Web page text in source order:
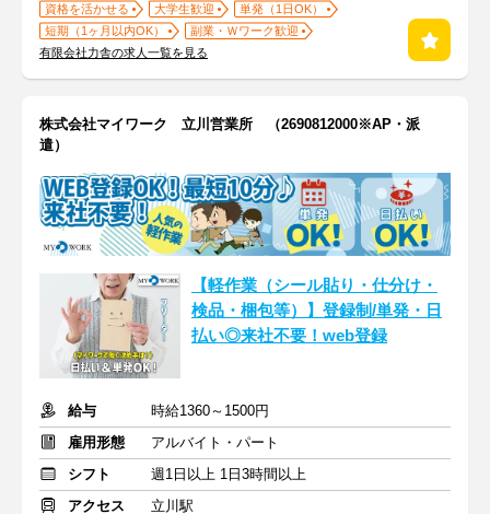
資格を活かせる 大学生歓迎
単発（1日OK）
短期（1ヶ月以内OK）
副業・Ｗワーク歓迎
有限会社力舎の求人一覧を見る
株式会社マイワーク 立川営業所 （2690812000※AP・派
遣）
【軽作業（シール貼り・仕分け・
検品・梱包等）】登録制/単発・日
払い◎来社不要！web登録
給与
時給1360～1500円
雇用形態
アルバイト・パート
シフト
週1日以上 1日3時間以上
アクセス
立川駅